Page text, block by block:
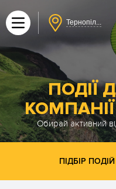
Тернопіл...
ПОДІЇ
Обирай активний
ПІДБІР